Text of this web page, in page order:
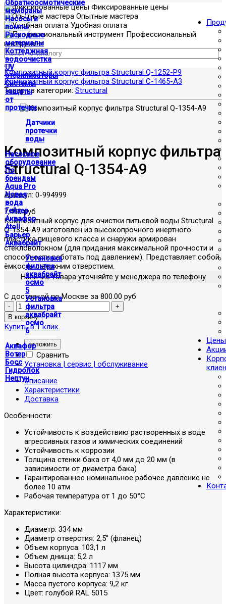
Обратноосмотические
мембраны
Насосы и
помпы
Расходные
материалы
Коттеджная
водоочистка
UV
стерилизаторы
Системы
защиты
от
протечек
Датчики
протечки
воды
Насосное
оборудование
По
брендам
Aqua Pro
Новая
вода
Гейзер
Аквафор
Atoll
Барьер
Аквабрайт
Установка
фильтра
аквабрайт
осмо
5
Установка
фильтра
аквабрайт
осмо
6
Аквафор
Вотер
Босс
Гидролок
Нептун
Цены
Фиксированные цены
Опытные мастера
Удобная оплата
Профессиональный
инструмент
Композитный корпус фильтра Structural Q-1252-P9
Композитный корпус фильтра Structural C-1465-A3
Товар из категории: Structural
Композитный корпус фильтра
Structural Q-1354-A9
Артикул: 0-994999
7,490 руб
Композитный корпус для очистки питьевой воды Structural
Q-1354-A9 изготовлен из высокопрочного инертного
пластика пищевого класса и снаружи армирован
стекловолокном (для придания максимальной прочности и
способности работать под давлением). Представляет собой
ёмкость с верхним отверстием.
Наличие товара уточняйте у менеджера по телефону
С доставкой по Москве за 800.00 руб
Купить в 1 клик
отложить
Сравнить
Установка | сервис | обслуживание
Описание
Характеристики
Доставка
Особенности:
Устойчивость к воздействию растворенных в воде
агрессивных газов и химических соединений
Устойчивость к коррозии
Толщина стенки бака от 4,0 мм до 20 мм (в
зависимости от диаметра бака)
Гарантированное номинальное рабочее давление не
более 10 атм
Рабочая температура от 1 до 50°C
Характеристики:
Диаметр: 334 мм
Диаметр отверстия: 2,5'' (фланец)
Объем корпуса: 103,1 л
Объем днища: 5,2 л
Высота цилиндра: 1117 мм
Полная высота корпуса: 1375 мм
Масса пустого корпуса: 9,2 кг
Цвет: голубой RAL 5015